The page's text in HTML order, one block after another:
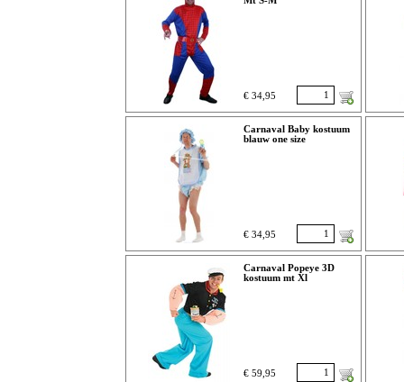
€ 34,95
Carnaval Baby kostuum
blauw one size
€ 34,95
Carnaval Popeye 3D
kostuum mt Xl
€ 59,95